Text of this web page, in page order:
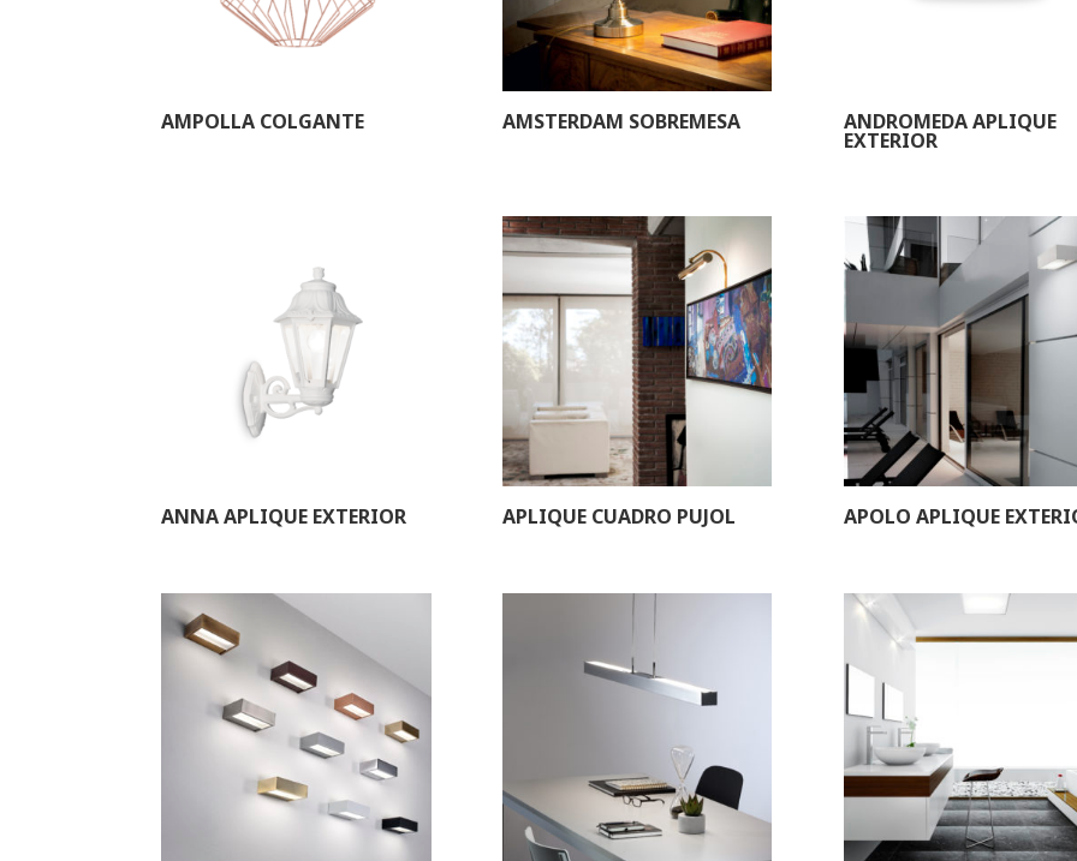
AMPOLLA COLGANTE AMSTERDAM SOBREMESA ANDROMEDA APLIQUE
EXTERIOR
ANNA APLIQUE EXTERIOR APLIQUE CUADRO PUJOL APOLO APLIQUE